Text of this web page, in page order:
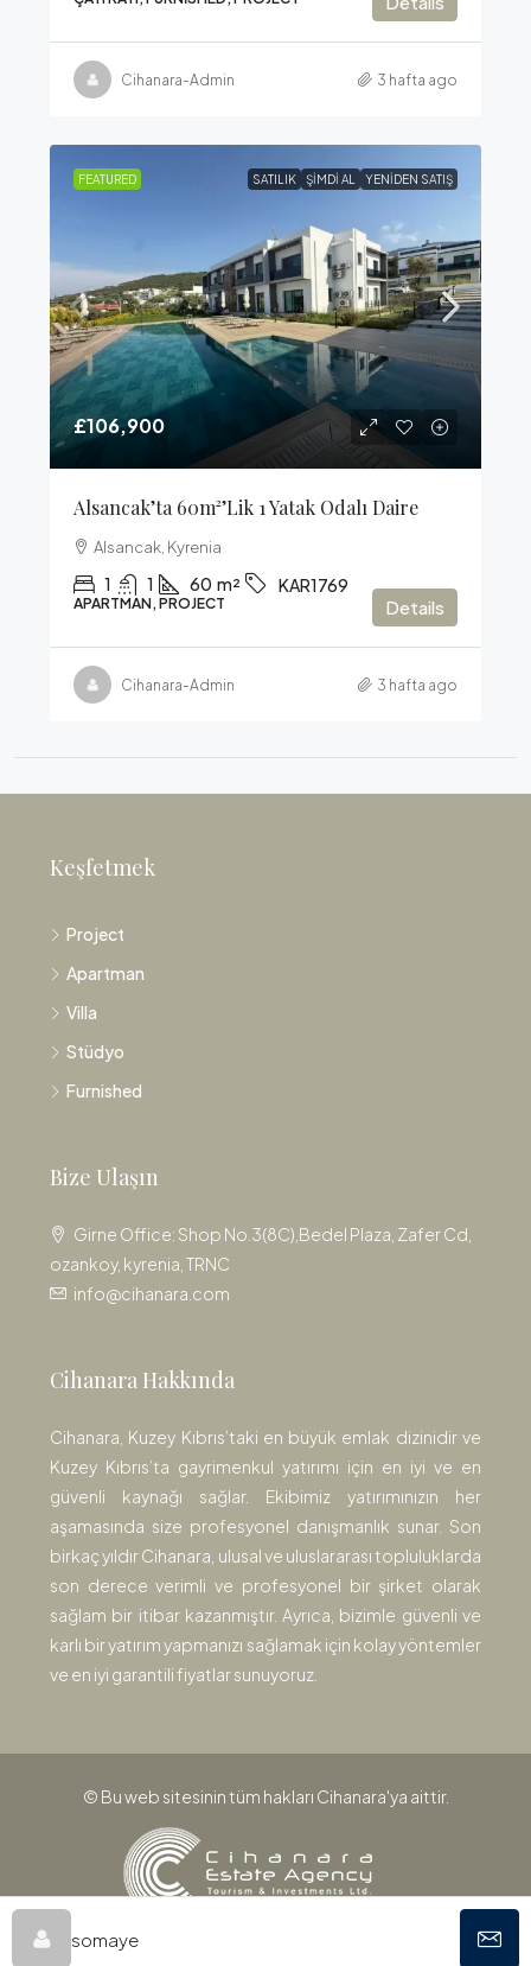
Cihanara-Admin 3 hafta ago
FEATURED SATILIK ŞIMDI AL YENIDEN SATIŞ
£106,900
Alsancak’ta 60m²’lik 1 Yatak Odalı Daire
Alsancak, Kyrenia
1 1 60 m² KAR1769
APARTMAN, PROJECT Details
Cihanara-Admin 3 hafta ago
somaye
Keşfetmek
Project
Apartman
Villa
Stüdyo
Furnished
Bize Ulaşın
Girne Office: Shop No.3(8C),Bedel Plaza, Zafer Cd,
ozankoy, kyrenia, TRNC
info@cihanara.com
Cihanara Hakkında
Cihanara, Kuzey Kıbrıs’taki en büyük emlak dizinidir ve
Kuzey Kıbrıs’ta gayrimenkul yatırımı için en iyi ve en
güvenli kaynağı sağlar. Ekibimiz yatırımınızın her
aşamasında size profesyonel danışmanlık sunar. Son
birkaç yıldır Cihanara, ulusal ve uluslararası topluluklarda
son derece verimli ve profesyonel bir şirket olarak
sağlam bir itibar kazanmıştır. Ayrıca, bizimle güvenli ve
karlı bir yatırım yapmanızı sağlamak için kolay yöntemler
ve en iyi garantili fiyatlar sunuyoruz.
© Bu web sitesinin tüm hakları Cihanara'ya aittir.